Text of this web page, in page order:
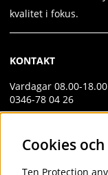
kvalitet i fokus.
KONTAKT
Vardagar 08.00-18.00
0346-78 04 26
Order
Cookies
Ten Protection